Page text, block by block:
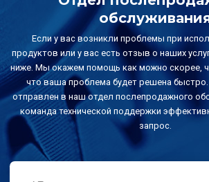
Если у вас возникли проблемы при
продуктов или у вас есть отзыв о наших
ниже. Мы окажем помощь как можно скорее,
что ваша проблема будет решена
отправлен в наш отдел послепродажного
команда технической поддержки
запрос.